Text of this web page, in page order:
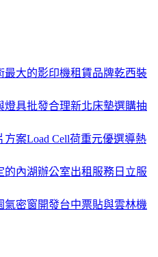
最大的影印機租賃品牌乾西裝
具批發合理新北床墊選購抽
案Load Cell荷重元優選導熱
的內湖辦公室出租服務日立服
密窗開發台中票貼與雲林機